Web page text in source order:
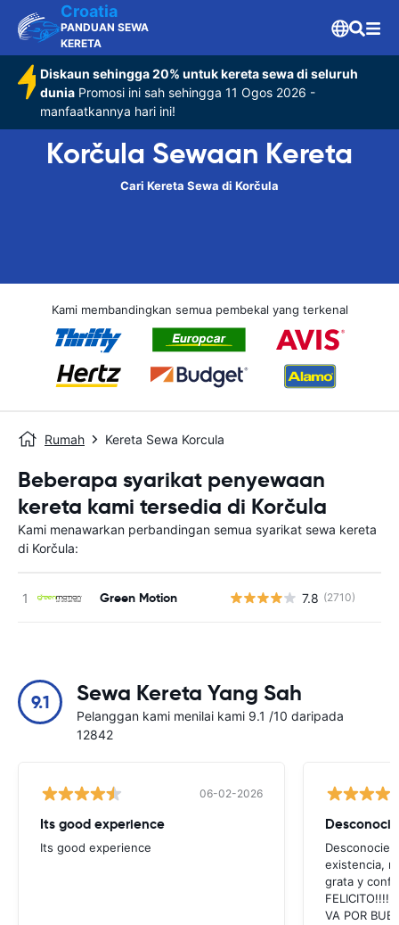
Croatia
PANDUAN SEWA
KERETA
Diskaun sehingga 20% untuk kereta sewa di seluruh
dunia Promosi ini sah sehingga 11 Ogos 2026 -
manfaatkannya hari ini!
Korčula Sewaan Kereta
Cari Kereta Sewa di Korčula
Kami membandingkan semua pembekal yang terkenal
Rumah Kereta Sewa Korcula
Beberapa syarikat penyewaan
kereta kami tersedia di Korčula
Kami menawarkan perbandingan semua syarikat sewa kereta
di Korčula:
Green Motion 7.8 (2710)
9.1 Sewa Kereta Yang Sah
Pelanggan kami menilai kami 9.1 /10 daripada
12842
06-02-2026
Its good experience
Its good experience
existencia,
grata y
FELICITO!!!!,
VA POR